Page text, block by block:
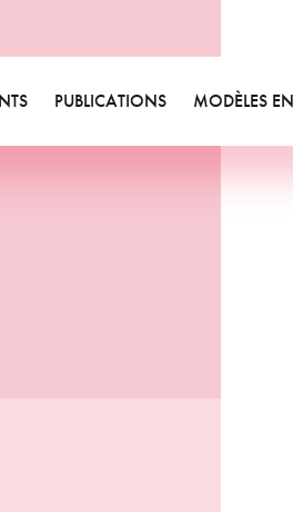
PUBLICATIONS MODÈLES